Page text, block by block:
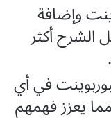
وإضافة
الشرح أكثر
في أي
يعزز فهمهم